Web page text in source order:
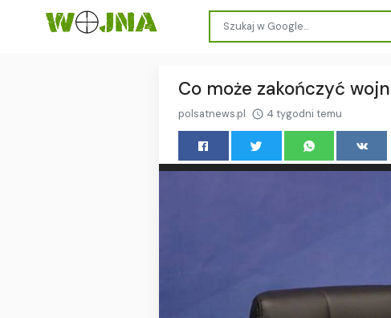
Co może zakończyć
polsatnews.pl 4 tygodni temu